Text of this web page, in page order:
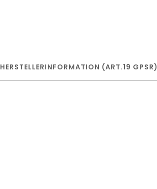
HERSTELLERINFORMATION (ART.19 GPSR)